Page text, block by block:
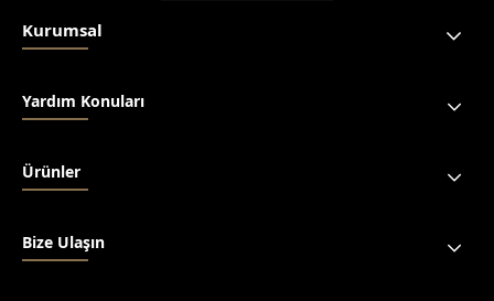
Kurumsal
Yardım Konuları
Ürünler
Bize Ulaşın